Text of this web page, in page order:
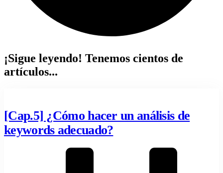
¡Sigue leyendo! Tenemos cientos de
artículos...
[Cap.5] ¿Cómo hacer un análisis de
keywords adecuado?